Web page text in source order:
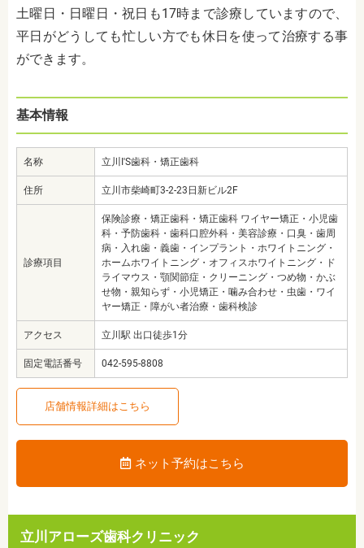
土曜日・日曜日・祝日も17時まで診療していますので、
平日がどうしても忙しい方でも休日を使って治療する事
ができます。
基本情報
名称 立川I'S歯科・矯正歯科
住所 立川市柴崎町3-2-23日新ビル2F
診療項目
保険診療・矯正歯科・矯正歯科 ワイヤー矯正・小児歯
科・予防歯科・歯科口腔外科・美容診療・口臭・歯周
病・入れ歯・義歯・インプラント・ホワイトニング・
ホームホワイトニング・オフィスホワイトニング・ド
ライマウス・顎関節症・クリーニング・つめ物・かぶ
せ物・親知らず・小児矯正・噛み合わせ・虫歯・ワイ
ヤー矯正・障がい者治療・歯科検診
アクセス 立川駅 出口徒歩1分
固定電話番号 042-595-8808
店舗情報詳細はこちら
ネット予約はこちら
立川アローズ歯科クリニック